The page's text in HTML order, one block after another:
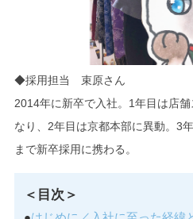
◆採用担当 束原さん
2014年に新卒で入社。1年目は店
なり、2年目は京都本部に異動。3
まで新卒採用に携わる。
＜目次＞